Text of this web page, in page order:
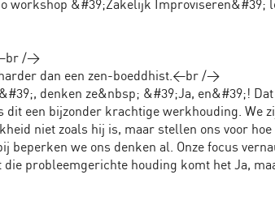
workshop &#39;Zakelijk Improviseren&#39;
/>
dan een zen-boeddhist.<br />
denken ze&nbsp; &#39;Ja, en&#39;!
een bijzonder krachtige werkhouding. We
niet zoals hij is, maar stellen ons voor
beperken we ons denken al. Onze focus
probleemgerichte houding komt het Ja,